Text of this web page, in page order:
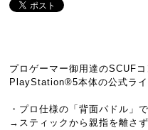
プロゲーマー御用達のSCUF
PlayStation®5本体の公式ライ
・プロ仕様の「背面パドル」
→スティックから親指を離さ